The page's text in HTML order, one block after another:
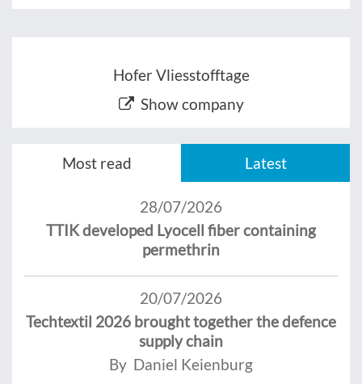
Hofer Vliesstofftage
Show company
Most read Latest
28/07/2026
TTIK developed Lyocell fiber containing
permethrin
20/07/2026
Techtextil 2026 brought together the defence
supply chain
By Daniel Keienburg